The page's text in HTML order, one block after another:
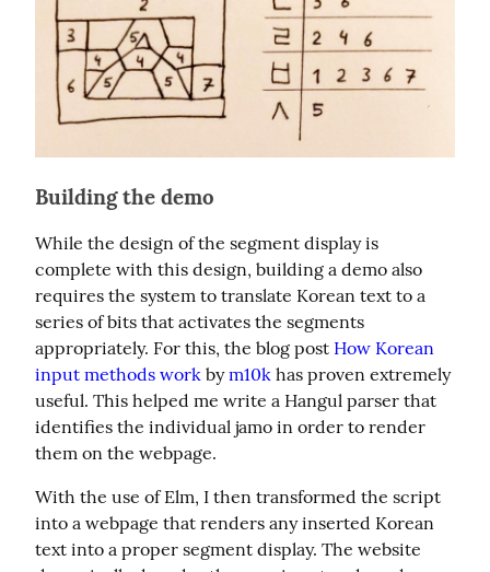
Building the demo
While the design of the segment display is
complete with this design, building a demo also
requires the system to translate Korean text to a
series of bits that activates the segments
appropriately. For this, the blog post How Korean
input methods work by m10k has proven extremely
useful. This helped me write a Hangul parser that
identifies the individual jamo in order to render
them on the webpage.
With the use of Elm, I then transformed the script
into a webpage that renders any inserted Korean
text into a proper segment display. The website